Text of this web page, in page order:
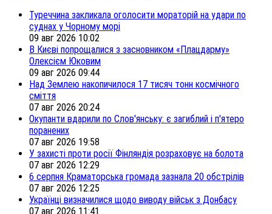
Туреччина закликала оголосити мораторій на удари по
суднах у Чорному морі
09 авг 2026 10:02
В Києві попрощалися з засновником «Плацдарму»
Олексієм Юковим
09 авг 2026 09:44
Над Землею накопичилося 17 тисяч тонн космічного
сміття
07 авг 2026 20:24
Окупанти вдарили по Слов'янську: є загиблий і п'ятеро
поранених
07 авг 2026 19:58
У захисті проти росії Фінляндія розраховує на болота
07 авг 2026 12:29
6 серпня Краматорська громада зазнала 20 обстрілів
07 авг 2026 12:25
Українці визначилися щодо виводу військ з Донбасу
07 авг 2026 11:41